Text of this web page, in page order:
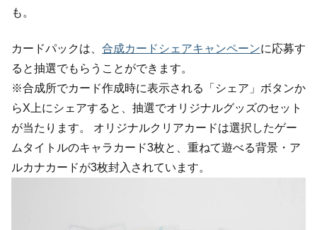
も。
カードパックは、 合成カードシェアキャンペーンに応募す
ると抽選でもらうことができます。
※合成所でカード作成時に表示される「シェア」ボタンか
らX上にシェアすると、抽選でオリジナルグッズのセット
が当たります。 オリジナルクリアカードは選択したゲー
ムタイトルのキャラカード3枚と、重ねて遊べる背景・ア
ルカナカードが3枚封入されています。